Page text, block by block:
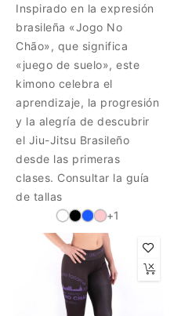
Inspirado en la expresión
brasileña «Jogo No
Chão», que significa
«juego de suelo», este
kimono celebra el
aprendizaje, la progresión
y la alegría de descubrir
el Jiu-Jitsu Brasileño
desde las primeras
clases. Consultar la guía
de tallas
+1